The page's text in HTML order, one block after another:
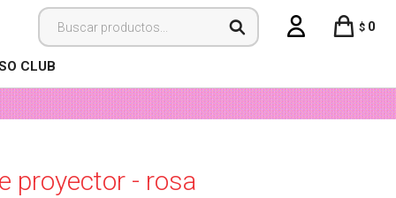
CLUB
$ 0
proyector - rosa